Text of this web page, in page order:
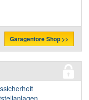
Garagentore Shop >>